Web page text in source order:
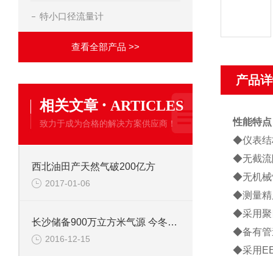
特小口径流量计
查看全部产品 >>
相关文章 · ARTICLES
致力于成为合格的解决方案供应商！
西北油田产天然气破200亿方
2017-01-06
长沙储备900万立方米气源 今冬不惧“气荒”
2016-12-15
产品
性能特点
◆仪表结
◆无截流
◆无机械
◆测量精
◆采用聚
◆备有管
◆采用